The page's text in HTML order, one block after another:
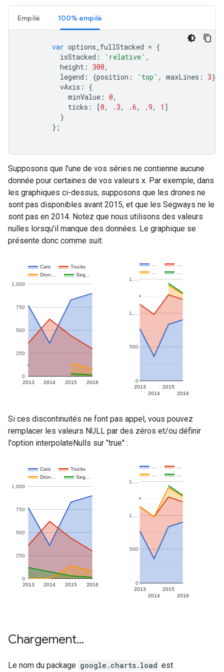
Empilé 100% empilé
var options_fullStacked = {
isStacked : 'relative' ,
height : 300,
legend : {position : 'top' , maxLines : 3},
vAxis :
{
minValue : 0,
ticks : [0, .3, .6, .9, 1 ]
}
};
Supposons que l'une de vos séries ne contienne aucune
donnée pour certaines de vos valeurs x. Par exemple, dans
les graphiques ci-dessus, supposons que les drones ne
sont pas disponibles avant 2015, et que les Segways ne le
sont pas en 2014. Notez que nous utilisons des valeurs
nulles lorsqu'il manque des données. Le graphique se
présente donc comme suit:
Si ces discontinuités ne font pas appel, vous pouvez
remplacer les valeurs NULL par des zéros et/ou définir
l'option interpolateNulls sur "true" :
Chargement...
Le nom du package google.charts.load est